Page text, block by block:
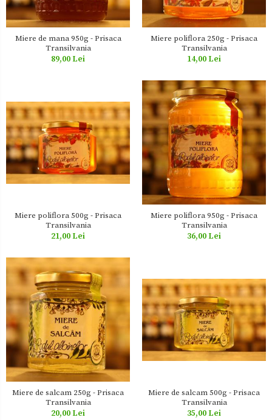
Miere de mana 950g - Prisaca
Transilvania
89,00 Lei
Miere poliflora 250g - Prisaca
Transilvania
14,00 Lei
Miere poliflora 500g - Prisaca
Transilvania
21,00 Lei
Miere poliflora 950g - Prisaca
Transilvania
36,00 Lei
Miere de salcam 250g - Prisaca
Transilvania
20,00 Lei
Miere de salcam 500g - Prisaca
Transilvania
35,00 Lei